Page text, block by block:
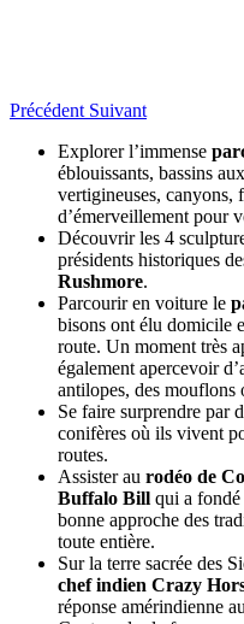
Précédent Suivant
Explorer l’immense
éblouissants, bassins
vertigineuses,
d’émerveillement pour
Découvrir les 4
présidents historiques
Rushmore.
Parcourir en voiture le
bisons ont élu domicile
route. Un moment très
également apercevoir
antilopes, des mouflons
Se faire surprendre par
conifères où ils vivent
routes.
Assister au rodéo de
Buffalo Bill qui a
bonne approche des
toute entière.
Sur la terre sacrée des
chef indien Crazy
réponse amérindienne